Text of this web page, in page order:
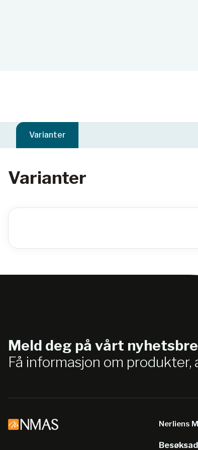
Varianter
Varianter
Meld deg på vårt
Få informasjon om
Nerliens